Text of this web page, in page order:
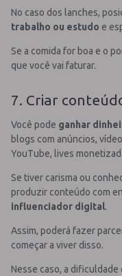
No caso dos lanches,
trabalho ou estudo e
Se a comida for boa e o
que você vai faturar.
7. Criar
Você pode ganhar
blogs com anúncios,
YouTube, lives
Se tiver carisma ou
produzir conteúdo com
influenciador digital.
Assim, poderá fazer
começar a viver disso.
Nesse caso, a